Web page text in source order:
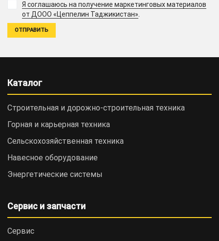
Я соглашаюсь на получение маркетинговых материалов
от ДООО «Цеппелин Таджикистан».
Каталог
Строительная и дорожно-cтроительная техника
Горная и карьерная техника
Сельскохозяйственная техника
Навесное оборудование
Энергетические системы
Сервис и запчасти
Сервис